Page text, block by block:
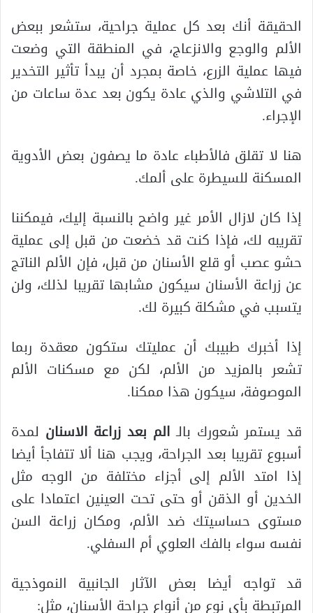
الحقيقة أنك بعد كل عملية جراحية، ستشعر ببعض
الألم والوجع والانزعاج، في المنطقة التي وضعت
فيها عملية الزرع، خاصة بمجرد أن يبدأ تأثير التخدير
في التلاشي والذي عادة يكون بعد عدة ساعات من
الإجراء.
هنا لا تقلق فالأطباء عادة ما يصفون بعض الأدوية
المسكنة للسيطرة على ألمك.
إذا كان لازال الأمر غير واضح بالنسبة إليك، فيمكننا
تقريبه لك، فإذا كنت قد خضعت من قبل إلى عملية
حشو عصب أو قلع الأسنان من قبل، فإن الألم الناتج
عن زراعة الأسنان سيكون مشابها تقريبا لذلك، ولن
يتسبب في مشكلة كبيرة لك.
إذا أخبرك طبيبك أن عمليتك ستكون معقدة ربما
تشعر بالمزيد من الألم، لكن مع مسكنات الألم
الموصوفة، سيكون هذا ممكنا.
قد يستمر شعورك بالـ الم بعد زراعة الاسنان لمدة
أسبوع تقريبا بعد الجراحة، ويجب هنا ألا تتفاجأ أيضا
إذا امتد الألم إلى أجزاء مختلفة من الوجه مثل
الخدين أو الذقن أو حتى تحت العينين اعتمادا على
مستوى حساسيتك ضد الألم، ومكان زراعة السن
نفسه سواء بالفك العلوي أم السفلي.
قد تواجه أيضا بعض الآثار الجانبية النموذجية
المرتبطة بأي نوع من أنواع جراحة الأسنان، مثل: